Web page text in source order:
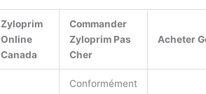
Zyloprim
Online
Canada
Commander
Zyloprim Pas
Cher
Acheter
Conformément